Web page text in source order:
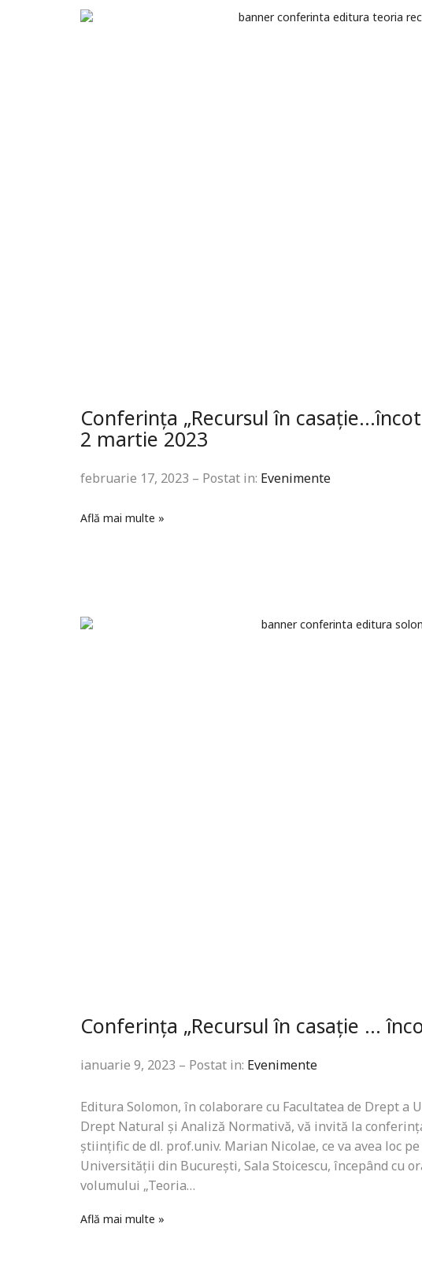
Conferința „Recursul în
2 martie 2023
februarie 17, 2023 – Postat in: Evenimente
Află mai multe
Conferința „Recursul în casație …
ianuarie 9, 2023 – Postat in: Evenimente
Editura Solomon, în colaborare cu Facultatea de Drept
Drept Natural și Analiză Normativă, vă invită la
științific de dl. prof.univ. Marian Nicolae, ce va avea loc
Universității din București, Sala Stoicescu, începând cu
volumului „Teoria…
Află mai multe